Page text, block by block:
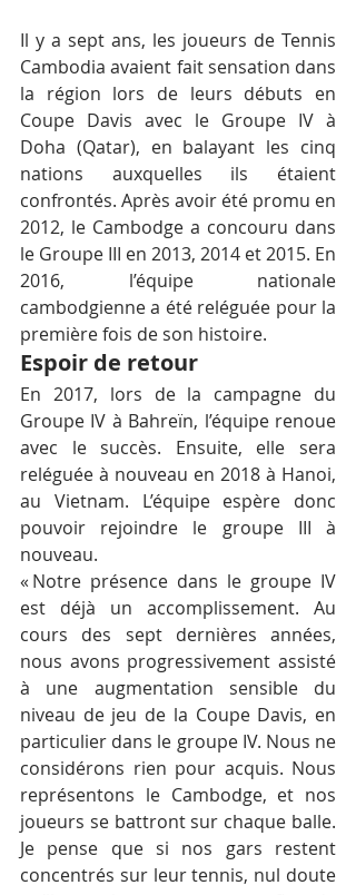
Il y a sept ans, les joueurs de Tennis
Cambodia avaient fait sensation dans
la région lors de leurs débuts en
Coupe Davis avec le Groupe IV à
Doha (Qatar), en balayant les cinq
nations auxquelles ils étaient
confrontés. Après avoir été promu en
2012, le Cambodge a concouru dans
le Groupe III en 2013, 2014 et 2015. En
2016, l’équipe nationale
cambodgienne a été reléguée pour la
première fois de son histoire.
Espoir de retour
En 2017, lors de la campagne du
Groupe IV à Bahreïn, l’équipe renoue
avec le succès. Ensuite, elle sera
reléguée à nouveau en 2018 à Hanoi,
au Vietnam. L’équipe espère donc
pouvoir rejoindre le groupe III à
nouveau.
« Notre présence dans le groupe IV
est déjà un accomplissement. Au
cours des sept dernières années,
nous avons progressivement assisté
à une augmentation sensible du
niveau de jeu de la Coupe Davis, en
particulier dans le groupe IV. Nous ne
considérons rien pour acquis. Nous
représentons le Cambodge, et nos
joueurs se battront sur chaque balle.
Je pense que si nos gars restent
concentrés sur leur tennis, nul doute